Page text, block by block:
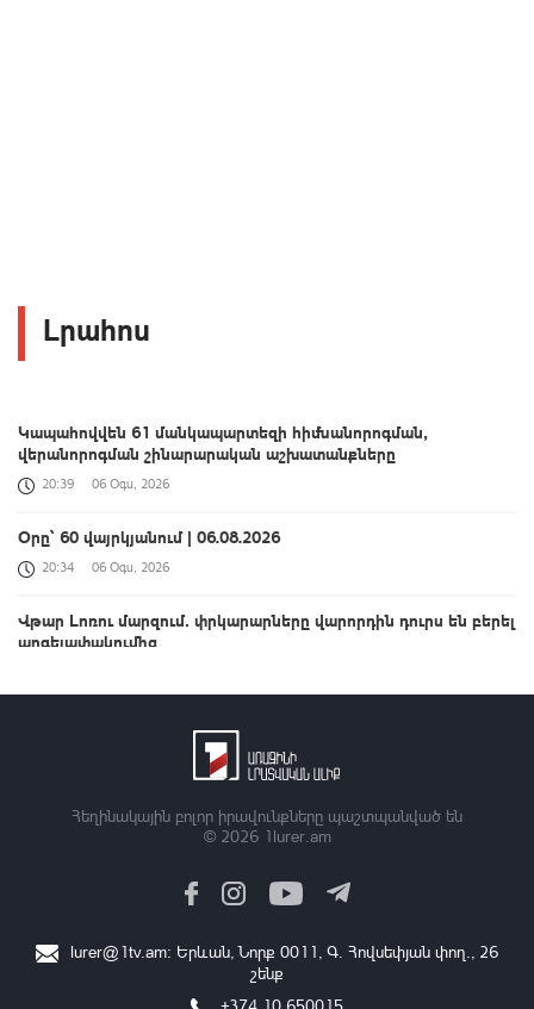
Լրահոս
Կապահովվեն 61 մանկապարտեզի հիմնանորոգման,
վերանորոգման շինարարական աշխատանքները
20:39 06 Օգս, 2026
Օրը՝ 60 վայրկյանում | 06.08.2026
20:34 06 Օգս, 2026
Վթար Լոռու մարզում․ փրկարարները վարորդին դուրս են բերել
արգելափակումից
հակաբալիստիկ համակարգի ստեղծման ուղղությամբ.
ցորեն
Հեղինակային բոլոր իրավունքները պաշտպանված են
© 2026 1lurer.am
lurer@1tv.am։ Երևան, Նորք 0011, Գ․ Հովսեփյան փող., 26
շենք
+374 10 650015